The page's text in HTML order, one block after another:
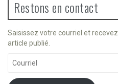
Restons en contact
Saisissez votre courriel et
article publié.